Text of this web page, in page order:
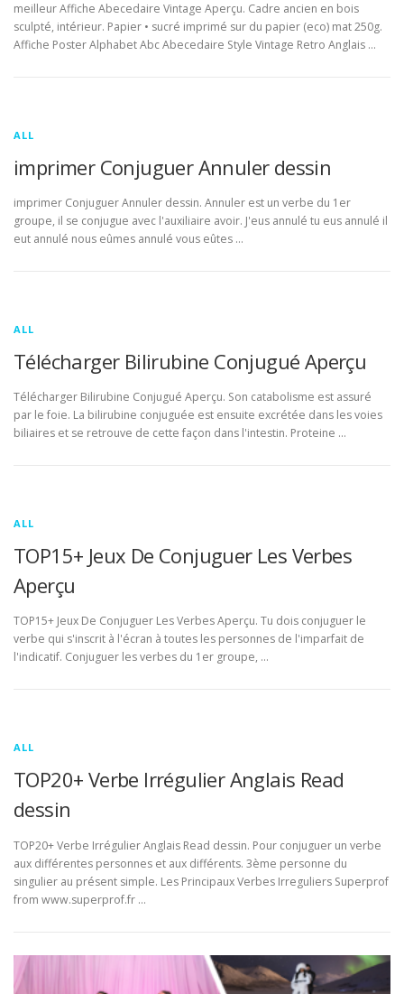
meilleur Affiche Abecedaire Vintage Aperçu. Cadre ancien en bois
sculpté, intérieur. Papier • sucré imprimé sur du papier (eco) mat 250g.
Affiche Poster Alphabet Abc Abecedaire Style Vintage Retro Anglais …
ALL
imprimer Conjuguer Annuler dessin
imprimer Conjuguer Annuler dessin. Annuler est un verbe du 1er
groupe, il se conjugue avec l'auxiliaire avoir. J'eus annulé tu eus annulé il
eut annulé nous eûmes annulé vous eûtes …
ALL
Télécharger Bilirubine Conjugué Aperçu
Télécharger Bilirubine Conjugué Aperçu. Son catabolisme est assuré
par le foie. La bilirubine conjuguée est ensuite excrétée dans les voies
biliaires et se retrouve de cette façon dans l'intestin. Proteine …
ALL
TOP15+ Jeux De Conjuguer Les Verbes
Aperçu
TOP15+ Jeux De Conjuguer Les Verbes Aperçu. Tu dois conjuguer le
verbe qui s'inscrit à l'écran à toutes les personnes de l'imparfait de
l'indicatif. Conjuguer les verbes du 1er groupe, …
ALL
TOP20+ Verbe Irrégulier Anglais Read
dessin
TOP20+ Verbe Irrégulier Anglais Read dessin. Pour conjuguer un verbe
aux différentes personnes et aux différents. 3ème personne du
singulier au présent simple. Les Principaux Verbes Irreguliers Superprof
from www.superprof.fr …